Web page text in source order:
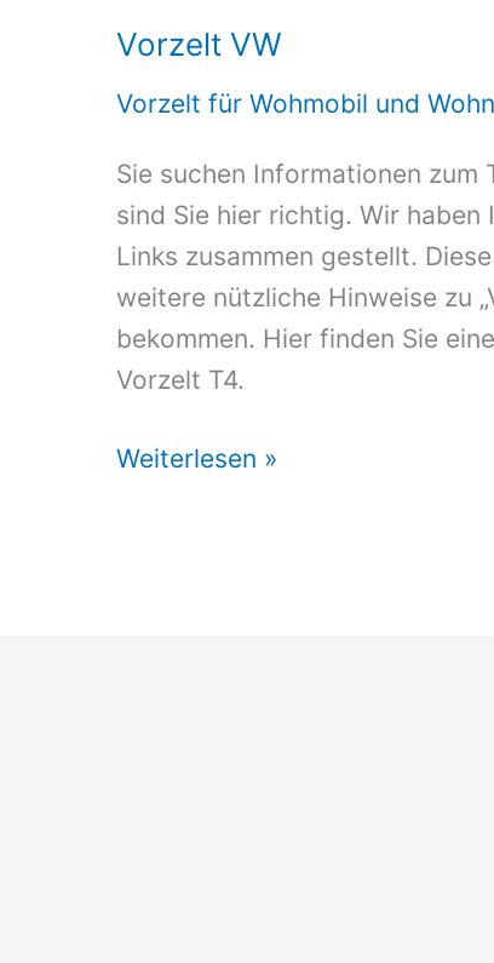
Vorzelt VW
Vorzelt für Wohmobil und
Sie suchen Informationen zum
sind Sie hier richtig. Wir haben
Links zusammen gestellt.
weitere nützliche Hinweise zu
bekommen. Hier finden Sie
Vorzelt T4.
Vorzelt
Weiterlesen »